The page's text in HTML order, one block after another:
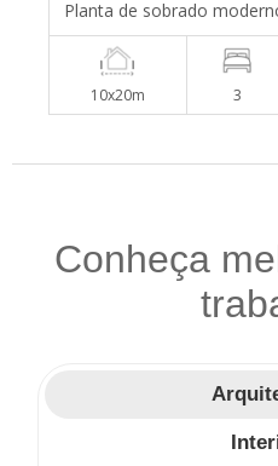
Planta de sobrado
10x20m 3
Conheça